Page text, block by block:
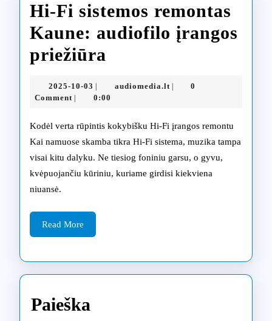
Hi-Fi sistemos remontas
Kaune: audiofilo įrangos
priežiūra
sistemos
remontas
Kaune:
audiofilo
įrangos
2025-10-03 2025-
10-
audiomedia.ltaudiomedia.lt
0
Comment
0:00
Kodėl verta rūpintis kokybišku Hi-Fi įrangos remontu
Kai namuose skamba tikra Hi-Fi sistema, muzika tampa
visai kitu dalyku. Ne tiesiog foniniu garsu, o gyvu,
kvėpuojančiu kūriniu, kuriame girdisi kiekviena
niuansė.
Read More
More
Paieška